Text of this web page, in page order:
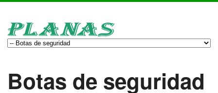
Botas de seguridad